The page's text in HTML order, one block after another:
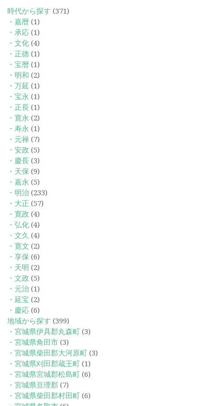
時代から探す (371)
・嘉暦 (1)
・承応 (1)
・文化 (4)
・正徳 (1)
・宝暦 (1)
・明和 (2)
・万延 (1)
・宝永 (1)
・正長 (1)
・寛永 (2)
・寿永 (1)
・元禄 (7)
・安政 (5)
・慶長 (3)
・天保 (9)
・嘉永 (5)
・明治 (233)
・大正 (57)
・寛政 (4)
・弘化 (4)
・文久 (4)
・寛文 (2)
・享保 (6)
・天明 (2)
・文政 (5)
・元治 (1)
・延宝 (2)
・慶応 (6)
地域から探す (399)
・宮城県伊具郡丸森町 (3)
・宮城県角田市 (3)
・宮城県柴田郡大河原町 (3)
・宮城県刈田郡蔵王町 (1)
・宮城県宮城郡松島町 (6)
・宮城県亘理郡 (7)
・宮城県柴田郡村田町 (6)